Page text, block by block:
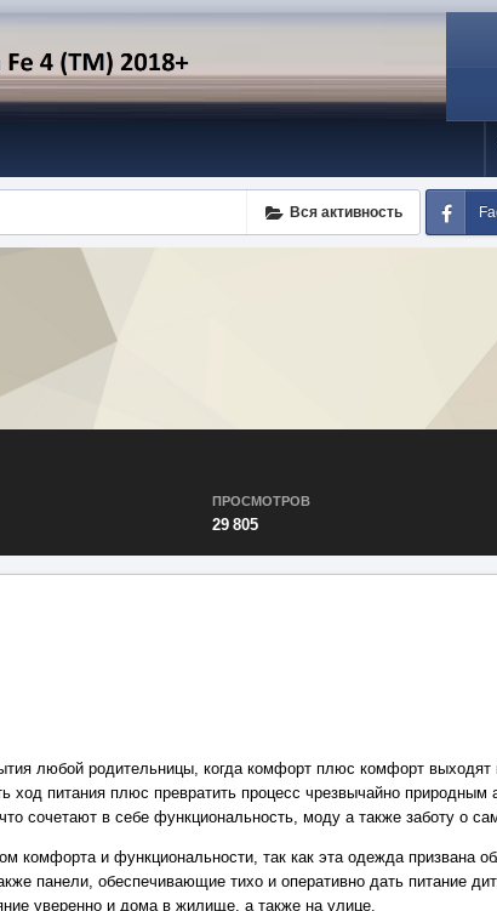
Вся активность
ПРОСМОТРОВ
29 805
любой родительницы, когда комфорт плюс комфорт
питания плюс превратить процесс чрезвычайно
сочетают в себе функциональность, моду а также заботу о
и функциональности, так как эта одежда призвана
панели, обеспечивающие тихо и оперативно дать питание
уверенно и дома в жилище, а также на улице.